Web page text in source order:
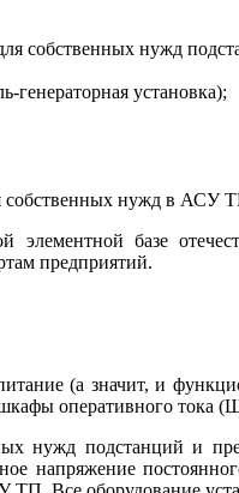
собственных нужд
генераторная установка);
собственных нужд в АСУ
элементной базе
предприятий.
(а значит, и
оперативного тока
подстанций и
напряжение